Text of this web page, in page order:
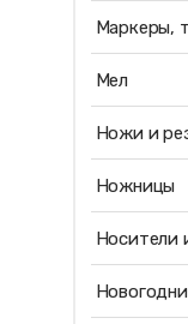
Маркеры,
Мел
Ножи и
Ножницы
Носители